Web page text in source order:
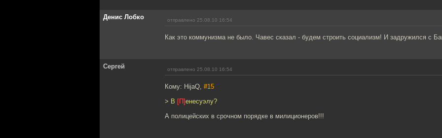
Денис Лобко отправлено 25.08.10 16:54
Как это коммунизма не было. Чавес сказал - будем строить социализм! И задружился с
Cергей отправлено 25.08.10 16:54
Кому: HijaQ, #15
> В [П]енесуэлу?
А полицейских в срочном порядке в милиционеров!!!